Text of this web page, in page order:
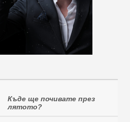
Къде ще почивате през
лятото?